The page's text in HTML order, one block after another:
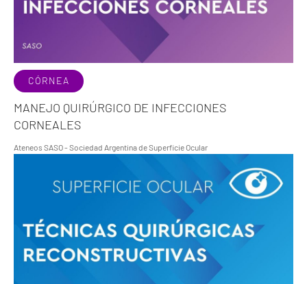
CÓRNEA
MANEJO QUIRÚRGICO DE INFECCIONES
CORNEALES
Ateneos SASO - Sociedad Argentina de Superficie Ocular